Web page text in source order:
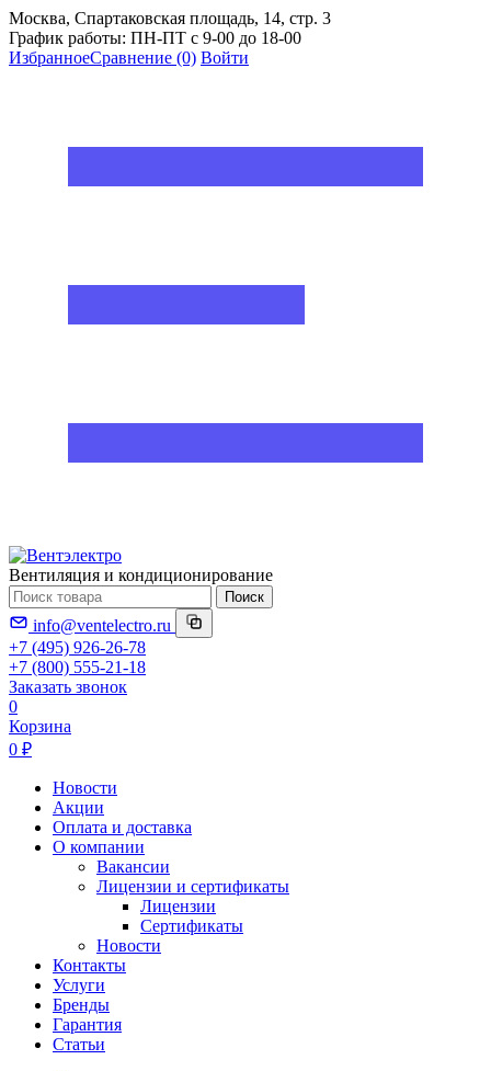
Москва, Спартаковская площадь, 14, стр. 3
График работы: ПН-ПТ с 9-00 до 18-00
ИзбранноеСравнение (0) Войти
Вентиляция и кондиционирование
Поиск
info@ventelectro.ru
+7 (495) 926-26-78
+7 (800) 555-21-18
Заказать звонок
0
Корзина
0 ₽
Новости
Акции
Оплата и доставка
О компании
Вакансии
Лицензии и сертификаты
Лицензии
Сертификаты
Новости
Контакты
Услуги
Бренды
Гарантия
Статьи